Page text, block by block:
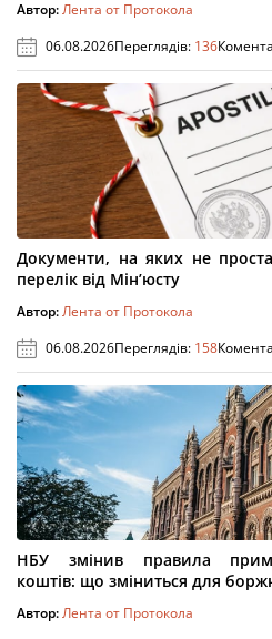
Автор:Лента от Протокола
06.08.2026Переглядів: 136
Документи, на яких не
перелік від Мін’юсту
Автор:Лента от Протокола
06.08.2026Переглядів: 158
НБУ змінив правила
коштів: що зміниться для
Автор:Лента от Протокола